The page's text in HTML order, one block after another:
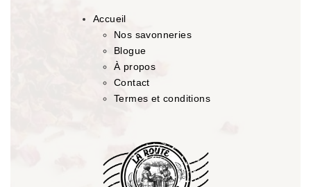
Accueil
Nos savonneries
Blogue
À propos
Contact
Termes et conditions